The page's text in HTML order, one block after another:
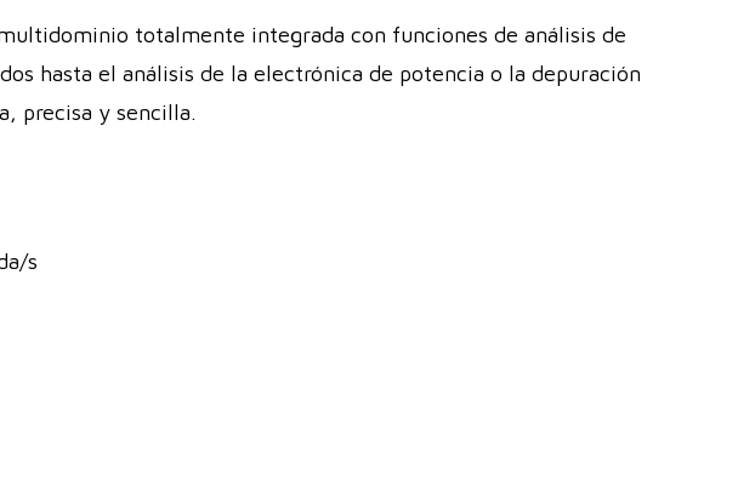
totalmente integrada con funciones de análisis de
hasta el análisis de la electrónica de potencia o la depuración
precisa y sencilla.
s